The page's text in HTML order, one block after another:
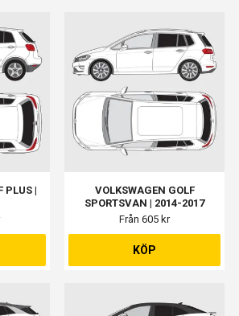
PLUS |
VOLKSWAGEN GOLF
SPORTSVAN | 2014-2017
Från 605 kr
KÖP